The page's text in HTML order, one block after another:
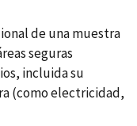
de una muestra
seguras
incluida su
(como electricidad,